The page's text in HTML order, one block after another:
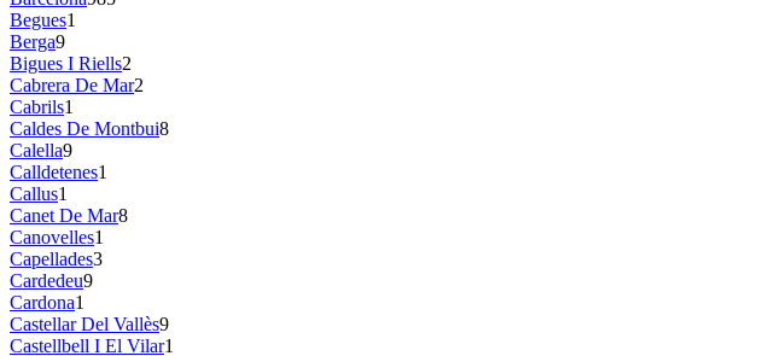
Begues1
Berga9
Bigues I Riells2
Cabrera De Mar2
Cabrils1
Caldes De Montbui8
Calella9
Calldetenes1
Callus1
Canet De Mar8
Canovelles1
Capellades3
Cardedeu9
Cardona1
Castellar Del Vallès9
Castellbell I El Vilar1